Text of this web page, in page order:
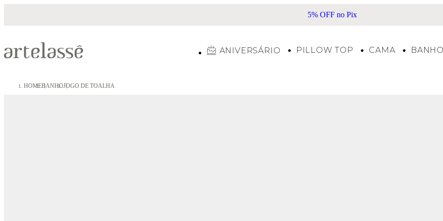
5% OFF no Pix
ANIVERSÁRIO PILLOW TOP CAMA BANHO
HOMEBANHOJOGO DE TOALHA